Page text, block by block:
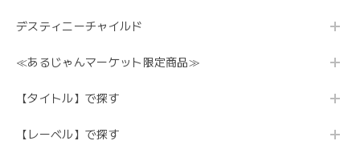
デスティニーチャイルド
≪あるじゃんマーケット限定商品≫
【タイトル】で探す
【レーベル】で探す